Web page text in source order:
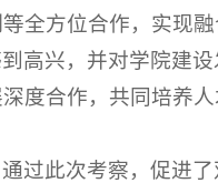
全方位合作，实现融
高兴，并对学院建
度合作，共同培养
过此次考察，促进了